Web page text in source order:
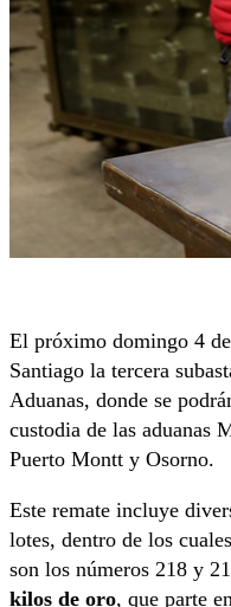
El próximo domingo 4
Santiago la tercera
Aduanas, donde se
custodia de las aduanas
Puerto Montt y Osorno.
Este remate incluye
lotes, dentro de los
son los números 218 y
kilos de oro, que parte